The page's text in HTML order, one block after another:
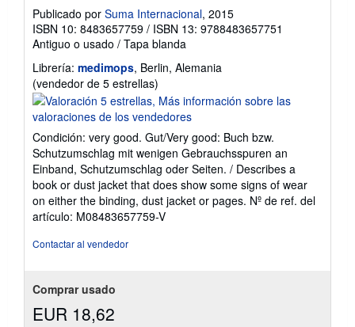
Publicado por Suma Internacional, 2015
ISBN 10: 8483657759 / ISBN 13: 9788483657751
Antiguo o usado / Tapa blanda
Librería: medimops, Berlin, Alemania
(vendedor de 5 estrellas)
del
vendedor:
5
de
5
estrellas
Condición: very good. Gut/Very good: Buch bzw.
Schutzumschlag mit wenigen Gebrauchsspuren an
Einband, Schutzumschlag oder Seiten. / Describes a
book or dust jacket that does show some signs of wear
on either the binding, dust jacket or pages. Nº de ref. del
artículo: M08483657759-V
Contactar al vendedor
Comprar usado
EUR 18,62